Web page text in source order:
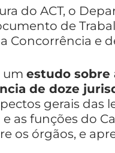
do ACT, o
de
Concorrência e
um estudo sobre
de doze
gerais das
as funções do
os órgãos, e